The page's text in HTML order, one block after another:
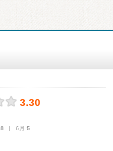
3.30
8 | 6月:5